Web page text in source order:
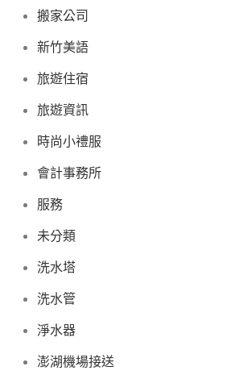
搬家公司
新竹美語
旅遊住宿
旅遊資訊
時尚小禮服
會計事務所
服務
未分類
洗水塔
洗水管
淨水器
澎湖機場接送